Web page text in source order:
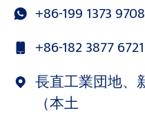
+86-199 1373 9708
+86-182 3877 6721
長直工業団地、
（本土